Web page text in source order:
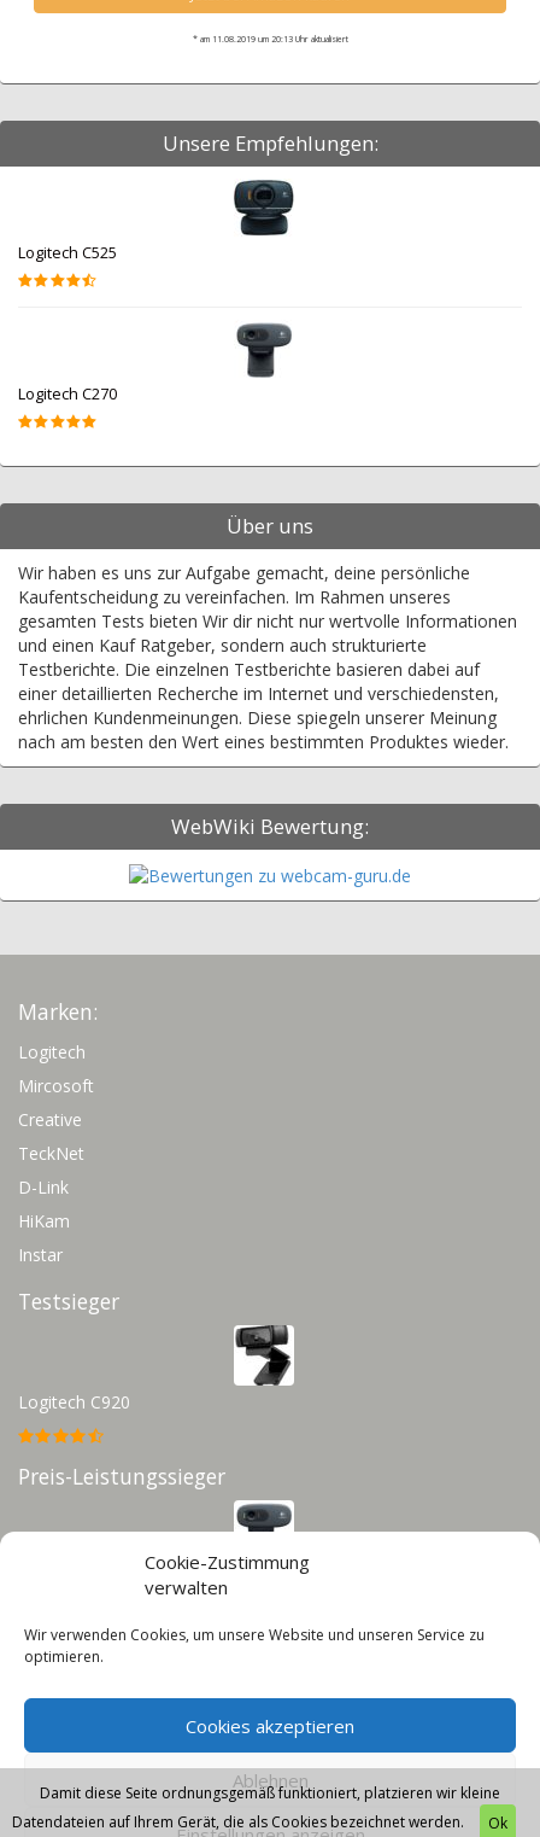
Cookie-Zustimmung
verwalten
Wir verwenden Cookies, um unsere Website und unseren Service zu
optimieren.
Cookies akzeptieren
Ablehnen
* am 11.08.2019 um 20:13 Uhr aktualisiert
Unsere Empfehlungen:
Logitech C525
Logitech C270
Über uns
Wir haben es uns zur Aufgabe gemacht, deine persönliche
Kaufentscheidung zu vereinfachen. Im Rahmen unseres
gesamten Tests bieten Wir dir nicht nur wertvolle Informationen
und einen Kauf Ratgeber, sondern auch strukturierte
Testberichte. Die einzelnen Testberichte basieren dabei auf
einer detaillierten Recherche im Internet und verschiedensten,
ehrlichen Kundenmeinungen. Diese spiegeln unserer Meinung
nach am besten den Wert eines bestimmten Produktes wieder.
WebWiki Bewertung:
Marken:
Logitech
Mircosoft
Creative
TeckNet
D-Link
HiKam
Instar
Testsieger
Logitech C920
Preis-Leistungssieger
Infos
Cookie-Richtlinie (EU)
Damit diese Seite ordnungsgemäß funktioniert, platzieren wir kleine
Datendateien auf Ihrem Gerät, die als Cookies bezeichnet werden.
Ok